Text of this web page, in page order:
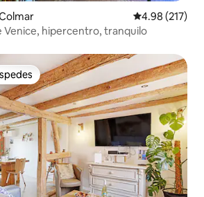
Calificación
4.98 (217)
hipercentro, tranquilo